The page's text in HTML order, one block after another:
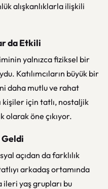
alışkanlıklarla ilişkili
da Etkili
yalnızca fiziksel bir
Katılımcıların büyük bir
daha mutlu ve rahat
kişiler için tatlı, nostaljik
olarak öne çıkıyor.
Geldi
açıdan da farklılık
arkadaş ortamında
yaş grupları bu